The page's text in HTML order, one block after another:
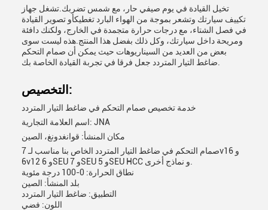
تخيل القيادة في يوم صيفي حار، مع شمس تضربك.تشغل جهاز
تكييف سيارتك وتشعر بموجة من الهواء البارد تغطيكأو تصوير القيادة
في فصل الشتاء، مع درجات حرارة متجمدة في الخارج، ولكنك دافئة
ومريحة داخل سيارتك، وكل ذلك بفضل هذا المنتج.هذه ليست سوى
بعض من العديد من السيناريوهات حيث يمكن أن صمام التحكم
التخصيص:
خدمة تخصيص صمام التحكم في ضاغط التيار المتردد
اسم العلامة التجارية: JNA
مكان المنشأ: قوانغدونغ، الصين
صمام التحكم في ضاغط التيار المتردد الخاص بنا مناسب لـ 7v16 و
نطاق الحرارة: 0-100 درجة مئوية
بلد المنشأ: الصين
التطبيق: ضاغط التيار المتردد
اللون: فضي